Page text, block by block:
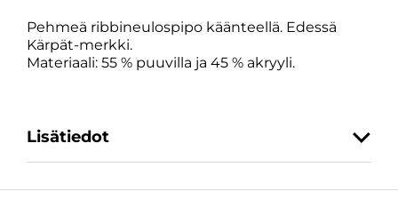
Pehmeä ribbineulospipo käänteellä. Edessä
Kärpät-merkki.
Materiaali: 55 % puuvilla ja 45 % akryyli.
Lisätiedot
Väri
Antrasiitti, Musta